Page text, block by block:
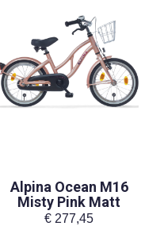
Alpina Ocean M16
Misty Pink Matt
€ 277,45